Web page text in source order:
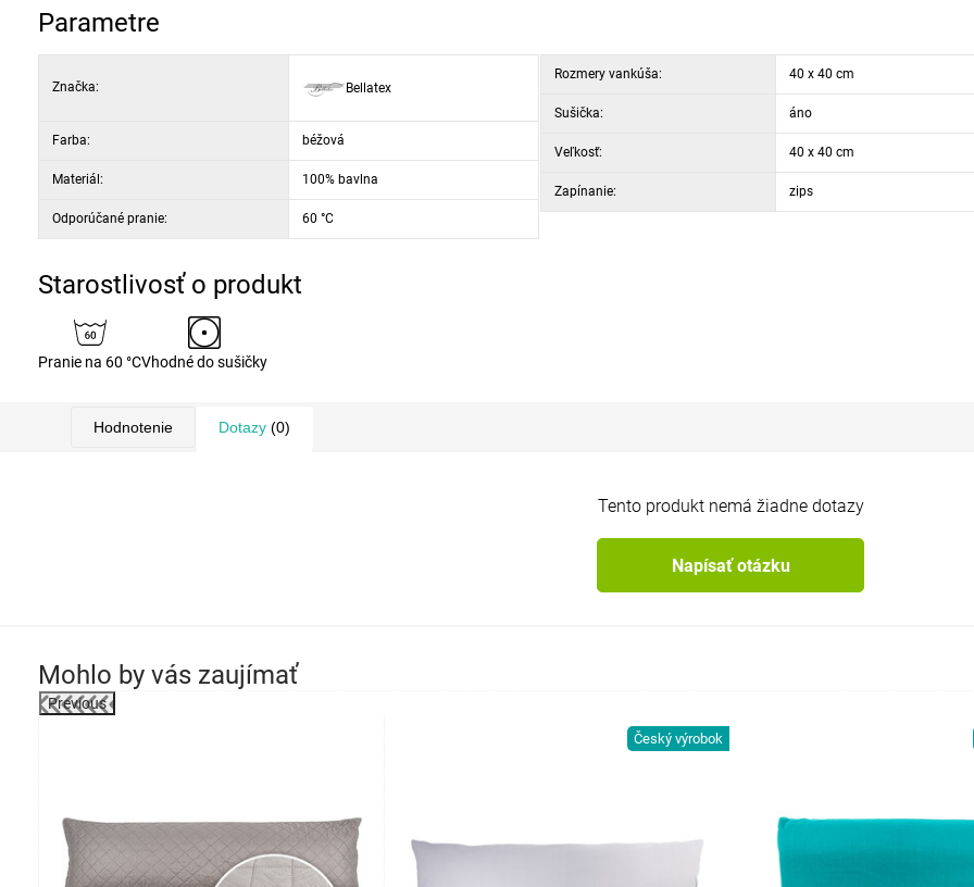
Parametre
Značka: Bellatex
Farba: béžová
Materiál: 100% bavlna
Odporúčané pranie: 60 °C
Rozmery vankúša: 40 x 40 cm
Sušička: áno
Veľkosť: 40 x 40 cm
Zapínanie: zips
Starostlivosť o produkt
Pranie na 60 °CVhodné do sušičky
Hodnotenie Dotazy (0)
Tento produkt nemá žiadne dotazy
Napísať otázku
Mohlo by vás zaujímať
Previous
Český výrobok